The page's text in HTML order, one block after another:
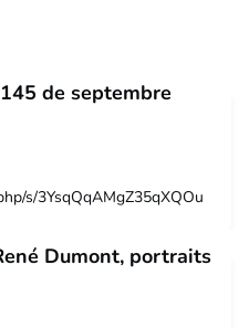
de septembre
s/3YsqQqAMgZ35qXQOu
Dumont, portraits